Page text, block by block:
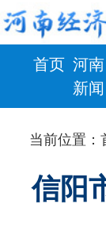
首页 河南
新闻
财政 健康
当前位置：
信阳